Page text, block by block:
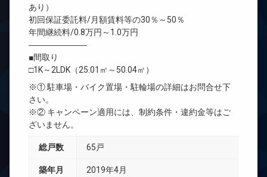
あり）
初回保証委託料/月額賃料等の30％～50％
年間継続料/0.8万円～1.0万円
―――――――
■間取り
□1K～2LDK（25.01㎡～50.04㎡）
※① 駐車場・バイク置場・駐輪場の詳細はお問合せ下
さい。
※② キャンペーン適用には、制約条件・違約金等はご
ざいません。
総戸数 65戸
築年月 2019年4月